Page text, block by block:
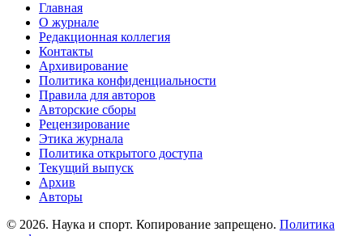
Главная
О журнале
Редакционная коллегия
Контакты
Архивирование
Политика конфиденциальности
Правила для авторов
Авторские сборы
Рецензирование
Этика журнала
Политика открытого доступа
Текущий выпуск
Архив
Авторы
© 2026. Наука и спорт. Копирование запрещено. Политика